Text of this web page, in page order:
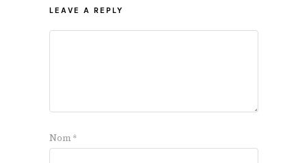
LEAVE A REPLY
Nom *